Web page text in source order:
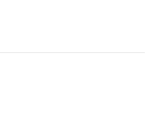
кількість